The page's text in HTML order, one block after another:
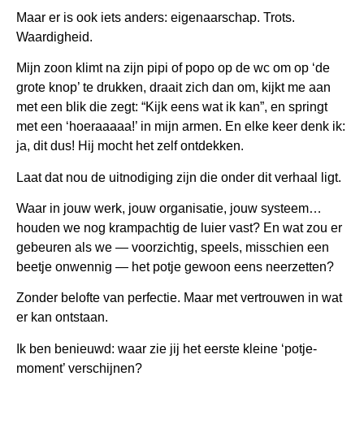
Maar er is ook iets anders: eigenaarschap. Trots.
Waardigheid.
Mijn zoon klimt na zijn pipi of popo op de wc om op ‘de
grote knop’ te drukken, draait zich dan om, kijkt me aan
met een blik die zegt: “Kijk eens wat ik kan”, en springt
met een ‘hoeraaaaa!’ in mijn armen. En elke keer denk ik:
ja, dit dus! Hij mocht het zelf ontdekken.
Laat dat nou de uitnodiging zijn die onder dit verhaal ligt.
Waar in jouw werk, jouw organisatie, jouw systeem…
houden we nog krampachtig de luier vast? En wat zou er
gebeuren als we — voorzichtig, speels, misschien een
beetje onwennig — het potje gewoon eens neerzetten?
Zonder belofte van perfectie. Maar met vertrouwen in wat
er kan ontstaan.
Ik ben benieuwd: waar zie jij het eerste kleine ‘potje-
moment’ verschijnen?